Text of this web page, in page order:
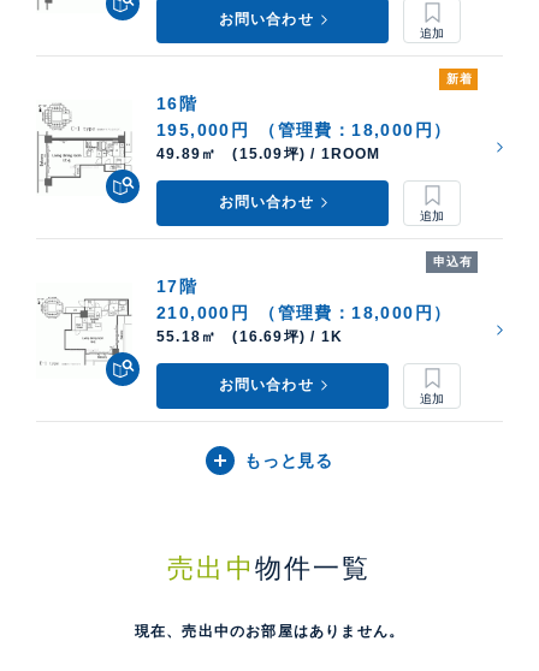
お問い合わせ
新着
16階
195,000円
（管理費：18,000円）
49.89㎡ (15.09坪) / 1ROOM
お問い合わせ
申込有
17階
210,000円
（管理費：18,000円）
55.18㎡ (16.69坪) / 1K
お問い合わせ
もっと見る
売出中 物件一覧
現在、売出中のお部屋はありません。